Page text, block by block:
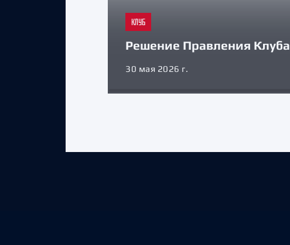
КЛУБ
Решение Правления Клуба
30 мая 2026 г.